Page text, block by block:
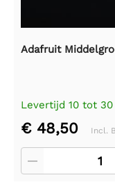
Adafruit
Levertijd 10 tot
€ 48,50 Incl.